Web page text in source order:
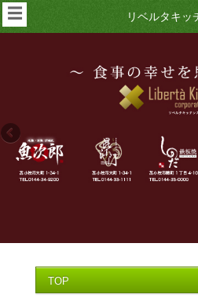
リベルタキッ
☰